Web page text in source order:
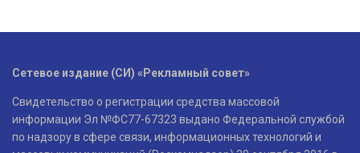
Сетевое издание (СИ) «Рекламный совет»
Свидетельство о регистрации средства массовой
информации Эл №ФС77-67323 выдано Федеральной службой
по надзору в сфере связи, информационных технологий и